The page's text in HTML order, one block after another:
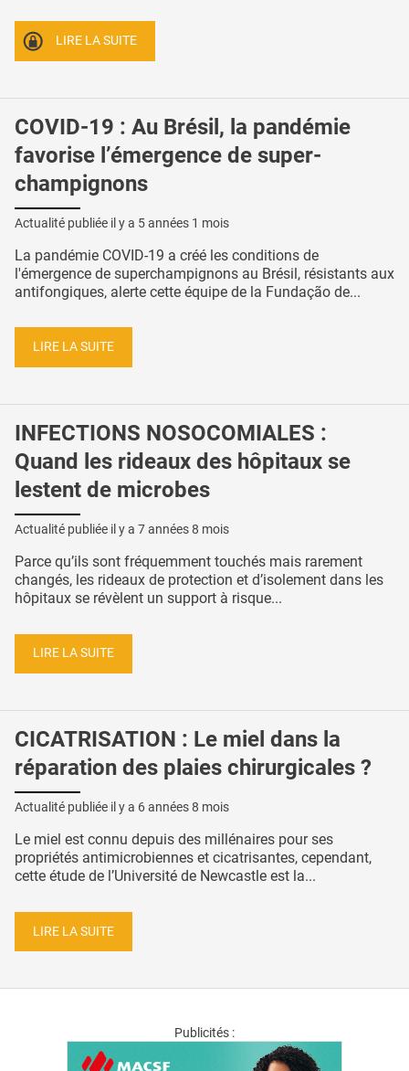
LIRE LA SUITE
COVID-19 : Au Brésil, la pandémie
favorise l’émergence de super-
champignons
Actualité publiée il y a 5 années 1 mois
La pandémie COVID-19 a créé les conditions de
l'émergence de superchampignons au Brésil, résistants aux
antifongiques, alerte cette équipe de la Fundação de...
LIRE LA SUITE
INFECTIONS NOSOCOMIALES :
Quand les rideaux des hôpitaux se
lestent de microbes
Actualité publiée il y a 7 années 8 mois
Parce qu’ils sont fréquemment touchés mais rarement
changés, les rideaux de protection et d’isolement dans les
hôpitaux se révèlent un support à risque...
LIRE LA SUITE
CICATRISATION : Le miel dans la
réparation des plaies chirurgicales ?
Actualité publiée il y a 6 années 8 mois
Le miel est connu depuis des millénaires pour ses
propriétés antimicrobiennes et cicatrisantes, cependant,
cette étude de l’Université de Newcastle est la...
LIRE LA SUITE
Publicités :